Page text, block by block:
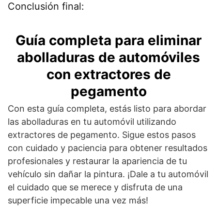
Conclusión final:
Guía completa para eliminar
abolladuras de automóviles
con extractores de
pegamento
Con esta guía completa, estás listo para abordar
las abolladuras en tu automóvil utilizando
extractores de pegamento. Sigue estos pasos
con cuidado y paciencia para obtener resultados
profesionales y restaurar la apariencia de tu
vehículo sin dañar la pintura. ¡Dale a tu automóvil
el cuidado que se merece y disfruta de una
superficie impecable una vez más!